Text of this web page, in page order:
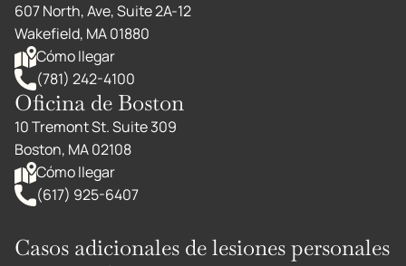
607 North, Ave, Suite 2A-12
Wakefield, MA 01880
Cómo llegar
(781) 242-4100
Oficina de Boston
10 Tremont St. Suite 309
Boston, MA 02108
Cómo llegar
(617) 925-6407
Casos adicionales de lesiones personales